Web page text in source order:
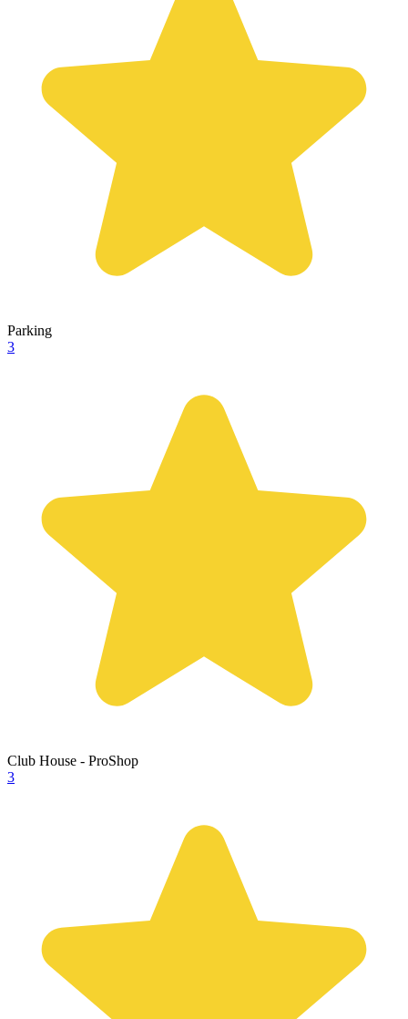
Parking
3
Club House - ProShop
3